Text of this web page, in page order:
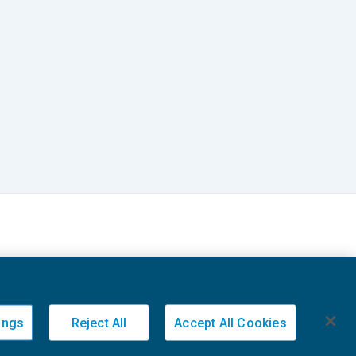
Reject All Accept All Cookies